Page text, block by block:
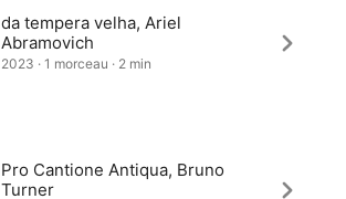
da tempera velha, Ariel
Abramovich
2023 · 1 morceau · 2 min
Pro Cantione Antiqua, Bruno
Turner